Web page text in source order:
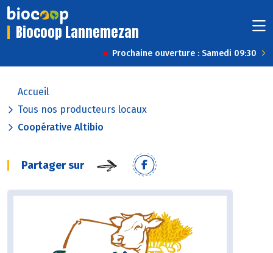
Biocoop Lannemezan
Prochaine ouverture : Samedi 09:30
Accueil
Tous nos producteurs locaux
Coopérative Altibio
Partager sur